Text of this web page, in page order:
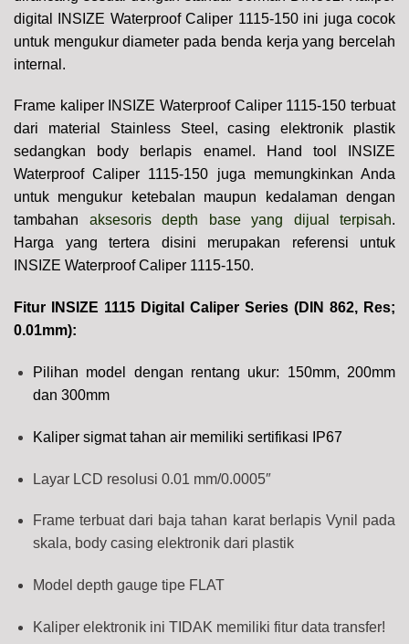
digital INSIZE Waterproof Caliper 1115-150 ini juga cocok
untuk mengukur diameter pada benda kerja yang bercelah
internal.
Frame kaliper INSIZE Waterproof Caliper 1115-150 terbuat
dari material Stainless Steel, casing elektronik plastik
sedangkan body berlapis enamel. Hand tool INSIZE
Waterproof Caliper 1115-150 juga memungkinkan Anda
untuk mengukur ketebalan maupun kedalaman dengan
tambahan aksesoris depth base yang dijual terpisah.
Harga yang tertera disini merupakan referensi untuk
INSIZE Waterproof Caliper 1115-150.
Fitur INSIZE 1115 Digital Caliper Series (DIN 862, Res;
0.01mm):
Pilihan model dengan rentang ukur: 150mm, 200mm
dan 300mm
Kaliper sigmat tahan air memiliki sertifikasi IP67
Layar LCD resolusi 0.01 mm/0.0005″
Frame terbuat dari baja tahan karat berlapis Vynil pada
skala, body casing elektronik dari plastik
Model depth gauge tipe FLAT
Kaliper elektronik ini TIDAK memiliki fitur data transfer!